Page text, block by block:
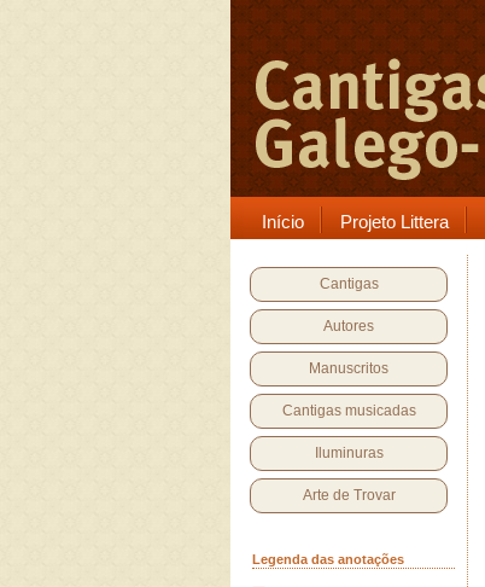
Início Projeto Littera
Cantigas
Autores
Manuscritos
Cantigas musicadas
Iluminuras
Arte de Trovar
Legenda das anotações